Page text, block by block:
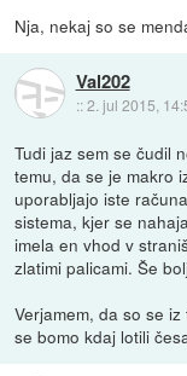
Nja, nekaj so se
Val202
::2. jul 2015,
Tudi jaz sem se čudil
temu, da se je makro
uporabljajo iste
sistema, kjer se
imela en vhod v
zlatimi palicami. Še
Verjamem, da so se
se bomo kdaj lotili